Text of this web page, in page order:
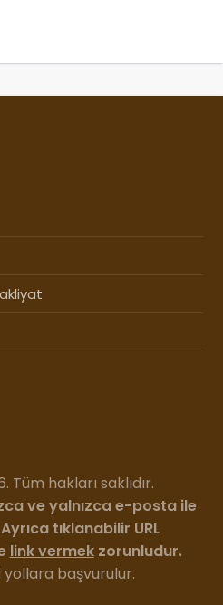
hakları saklıdır.
ve yalnızca e-posta ile
tıklanabilir URL
link vermekzorunludur.
başvurulur.